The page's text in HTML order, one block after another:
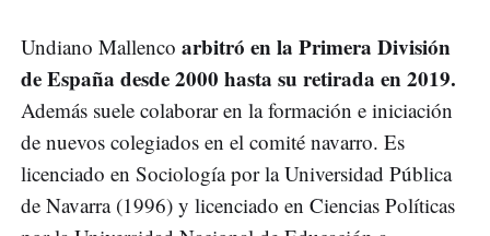
Undiano Mallenco arbitró en la Primera División
de España desde 2000 hasta su retirada en 2019.
Además suele colaborar en la formación e iniciación
de nuevos colegiados en el comité navarro. Es
licenciado en Sociología por la Universidad Pública
de Navarra (1996) y licenciado en Ciencias Políticas